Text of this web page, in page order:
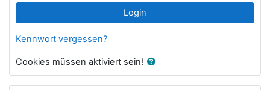
Login
Kennwort vergessen?
Cookies müssen aktiviert sein!